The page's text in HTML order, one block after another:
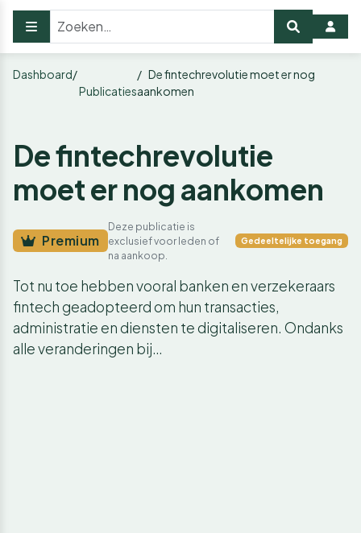
Dashboard
Publicaties
De fintechrevolutie moet er nog
aankomen
De fintechrevolutie
moet er nog aankomen
Premium
Deze publicatie is
exclusief voor leden of
na aankoop.
Gedeeltelijke toegang
Tot nu toe hebben vooral banken en verzekeraars
fintech geadopteerd om hun transacties,
administratie en diensten te digitaliseren. Ondanks
alle veranderingen bij…